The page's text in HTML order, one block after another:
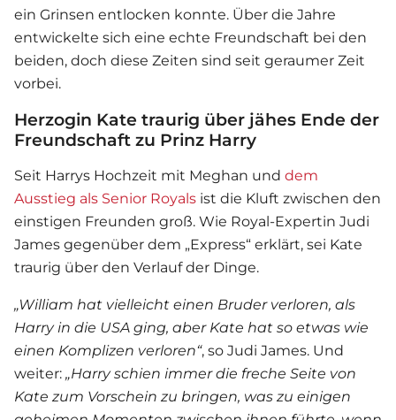
ein Grinsen entlocken konnte. Über die Jahre
entwickelte sich eine echte Freundschaft bei den
beiden, doch diese Zeiten sind seit geraumer Zeit
vorbei.
Herzogin Kate traurig über jähes Ende der
Freundschaft zu Prinz Harry
Seit Harrys Hochzeit mit Meghan und dem
Ausstieg als Senior Royals ist die Kluft zwischen den
einstigen Freunden groß. Wie Royal-Expertin Judi
James gegenüber dem „Express“ erklärt, sei Kate
traurig über den Verlauf der Dinge.
„William hat vielleicht einen Bruder verloren, als
Harry in die USA ging, aber Kate hat so etwas wie
einen Komplizen verloren“, so Judi James. Und
weiter: „Harry schien immer die freche Seite von
Kate zum Vorschein zu bringen, was zu einigen